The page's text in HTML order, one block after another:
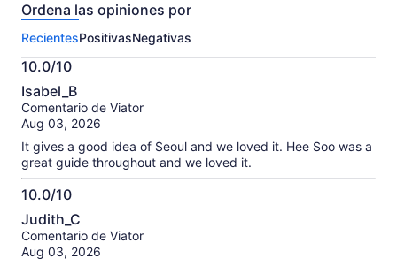
opiniones
esta
actividad.
Más
información
sobre
nuestras
verificadas
Ordena las opiniones por
RecientesPositivasNegativas
10.0/10
10.0
de
10
Isabel_B
Comentario de Viator
Aug 03, 2026
It gives a good idea of Seoul and we loved it. Hee Soo was a
great guide throughout and we loved it.
10.0/10
10.0
de
10
Judith_C
Comentario de Viator
Aug 03, 2026